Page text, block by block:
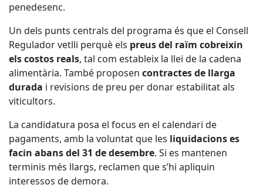
penedesenc.
Un dels punts centrals del programa és que el Consell
Regulador vetlli perquè els preus del raïm cobreixin
els costos reals, tal com estableix la llei de la cadena
alimentària. També proposen contractes de llarga
durada i revisions de preu per donar estabilitat als
viticultors.
La candidatura posa el focus en el calendari de
pagaments, amb la voluntat que les liquidacions es
facin abans del 31 de desembre. Si es mantenen
terminis més llargs, reclamen que s’hi apliquin
interessos de demora.